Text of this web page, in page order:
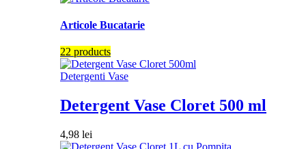
Articole Bucatarie
22 products
Detergenti Vase
Detergent Vase Cloret 500 ml
4,98 lei